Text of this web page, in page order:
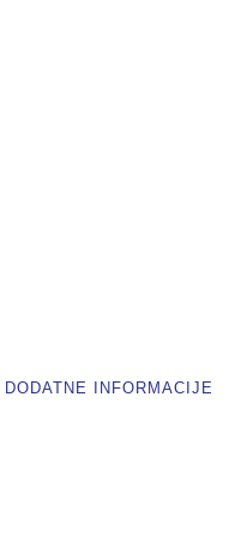
DODATNE INFORMACIJE